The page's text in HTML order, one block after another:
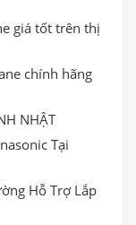
giá tốt trên thị
chính hãng
NHẬT
Tại
Hỗ Trợ Lắp